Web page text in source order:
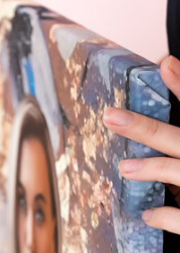
Ваш город:
Ваш регион доставки
Выберите из списка: